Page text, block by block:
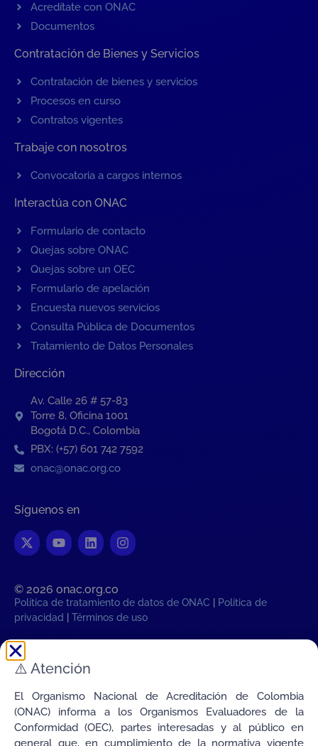
Acredítate con ONAC
Documentos
Contratación de Bienes y Servicios
Contratación de bienes y servicios
Procesos en curso
Contratos vigentes
Trabaje con nosotros
Convocatoria a cargos internos
Interactúa con ONAC
Formulario de contacto
Quejas sobre ONAC
Quejas sobre un OEC
Formulario de apelación
Encuesta nuevos servicios
Consulta Pública de Documentos
Tratamiento de Datos Personales
Dirección
Av. Calle 26 # 57-83
Torre 8, Oficina 1001
Bogotá D.C., Colombia
PBX: (+57) 601 742 7592
onac@onac.org.co
Síguenos en
© 2026 onac.org.co​
Política de tratamiento de datos de ONAC
Política de
privacidad
Términos de uso
Vie, 7 de Agosto de 2026 05:20:33
Conectamos la Calidad de Colombia con el Mundo
⚠️ Atención
El Organismo Nacional de Acreditación de Colombia
(ONAC) informa a los Organismos Evaluadores de la
Conformidad (OEC), partes interesadas y al público en
general que, en cumplimiento de la normativa vigente